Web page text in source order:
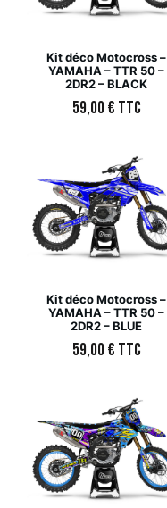
Kit déco Motocross –
YAMAHA – TTR 50 –
2DR2 – BLACK
59,00€ TTC
Kit déco Motocross –
YAMAHA – TTR 50 –
2DR2 – BLUE
59,00€ TTC